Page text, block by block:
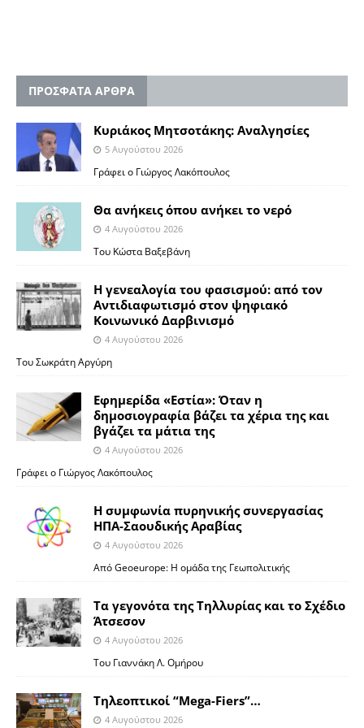
ΠΡΟΣΦΑΤΑ ΑΡΘΡΑ
Κυριάκος Μητσοτάκης: Αναλγησίες
5 Αυγούστου 2026
Γράφει ο Γιώργος Λακόπουλος
Θα ανήκεις όπου ανήκει το νερό
4 Αυγούστου 2026
Του Κώστα Βαξεβάνη
Η γενεαλογία του φασισμού: από τον
Αντιδιαφωτισμό στον ψηφιακό
Κοινωνικό Δαρβινισμό
4 Αυγούστου 2026
Του Σωκράτη Αργύρη
Εφημερίδα «Εστία»: Όταν η
δημοσιογραφία βάζει τα χέρια της και
βγάζει τα μάτια της
4 Αυγούστου 2026
Γράφει ο Γιώργος Λακόπουλος
Η συμφωνία πυρηνικής συνεργασίας
ΗΠΑ-Σαουδικής Αραβίας
4 Αυγούστου 2026
Από Geoeurope: H ομάδα της Γεωπολιτικής
Τα γεγονότα της Τηλλυρίας και το Σχέδιο
Άτσεσον
4 Αυγούστου 2026
Toυ Γιαννάκη Λ. Ομήρου
Tηλεοπτικοί “Mega-Fiers”…
4 Αυγούστου 2026